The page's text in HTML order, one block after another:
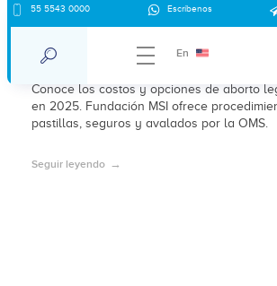
55 5543 0000 Escríbenos
En
¿Cuánto cuesta un aborto en
2025?
Conoce los costos y opciones de aborto
en 2025. Fundación MSI ofrece
pastillas, seguros y avalados por la OMS.
Seguir leyendo